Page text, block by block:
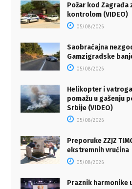
Požar kod Zagrađa
kontrolom (VIDEO)
05/08/2026
Saobraćajna
Gamzigradske
05/08/2026
Helikopter i
pomažu u gašenju
Srbije (VIDEO)
05/08/2026
Preporuke ZZJZ
ekstremnih vrućina
05/08/2026
Praznik harmonike